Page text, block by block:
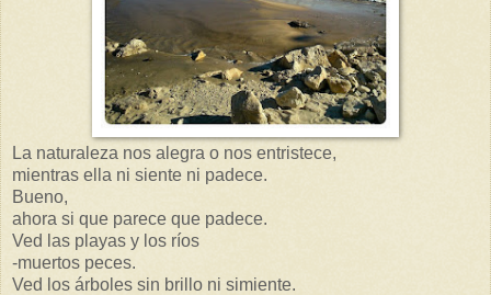
La naturaleza nos alegra o nos entristece,
mientras ella ni siente ni padece.
Bueno,
ahora si que parece que padece.
Ved las playas y los ríos
-muertos peces.
Ved los árboles sin brillo ni simiente.